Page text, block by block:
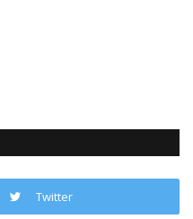
Twitter